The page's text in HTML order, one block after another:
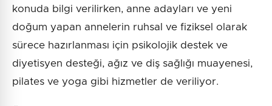
konuda bilgi verilirken, anne adayları ve yeni
doğum yapan annelerin ruhsal ve fiziksel olarak
sürece hazırlanması için psikolojik destek ve
diyetisyen desteği, ağız ve diş sağlığı muayenesi,
pilates ve yoga gibi hizmetler de veriliyor.